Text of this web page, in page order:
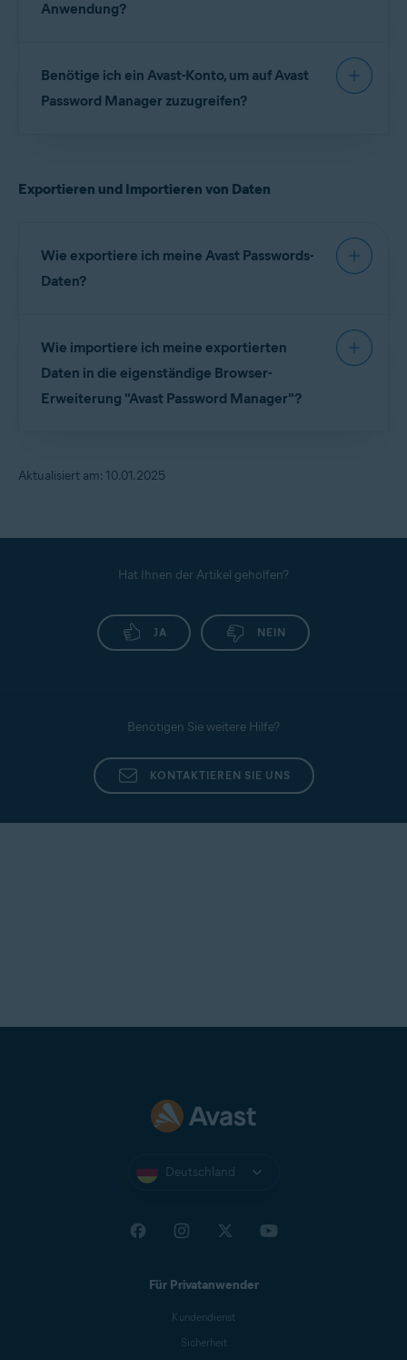
Anwendung?
kostenpflichtige Anwendung erhältlich. Das
kostenpflichtige Abonnement umfasst zwei
Benötige ich ein Avast-Konto, um auf Avast
Password Manager zuzugreifen?
eigenständige Browser-Erweiterung oder mobile
Exportieren und Importieren von Daten
Wie exportiere ich meine Avast Passwords-
Daten?
Avast Passwords-Daten finden Sie im folgenden
Artikel:
Exportieren und Importieren von Avast Passwords-
Wie importiere ich meine exportierten
Daten in die eigenständige Browser-
Erweiterung "Avast Password Manager"?
Aktualisiert am: 10.01.2025
Hat Ihnen der Artikel geholfen?
JA NEIN
Benötigen Sie weitere Hilfe?
KONTAKTIEREN SIE UNS
Deutschland
Für Privatanwender
Kundendienst
Sicherheit